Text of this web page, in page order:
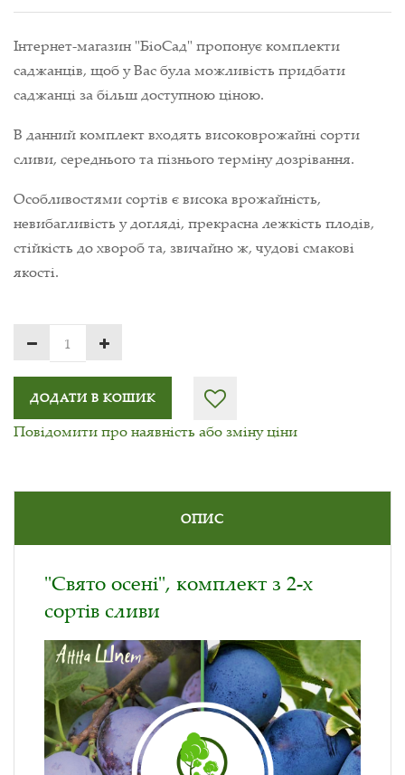
Інтернет-магазин "БіоСад" пропонує комплекти
саджанців, щоб у Вас була можливість придбати
саджанці за більш доступною ціною.
В данний комплект входять високоврожайні сорти
сливи, середнього та пізнього терміну дозрівання.
Особливостями сортів є висока врожайність,
невибагливість у догляді, прекрасна лежкість плодів,
стійкість до хвороб та, звичайно ж, чудові смакові
якості.
ДОДАТИ В КОШИК
Повідомити про наявність або зміну ціни
ОПИС
"Свято осені", комплект з 2-х
сортів сливи